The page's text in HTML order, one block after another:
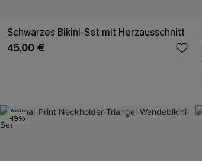
Schwarzes Bikini-Set mit Herzausschnitt
45,00 €
-19%